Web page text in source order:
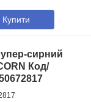
Купити
сирний
Код/